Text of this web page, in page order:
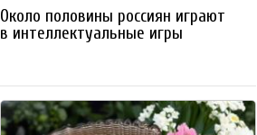
Около половины россиян играют
в интеллектуальные игры